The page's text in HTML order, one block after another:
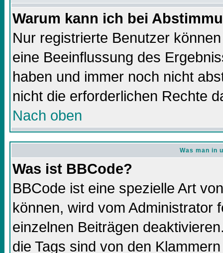
Warum kann ich bei
Nur registrierte Benutzer
eine Beeinflussung des
haben und immer noch nicht
nicht die erforderlichen Rechte
Nach oben
Was man in
Was ist BBCode?
BBCode ist eine spezielle Art
können, wird vom Administrator
einzelnen Beiträgen
die Tags sind von den